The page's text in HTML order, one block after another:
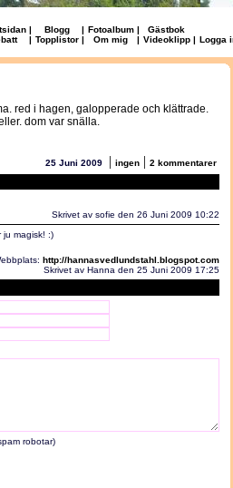
| Blogg | Fotoalbum |
Gästbok
| Topplistor | Om mig | Videoklipp | Logga
red i hagen, galopperade och klättrade.
dom var snälla.
25 Juni 2009 | ingen | 2 kommentarer
Skrivet av sofie den 26 Juni 2009 10:22
magisk! :)
http://hannasvedlundstahl.blogspot.com
Skrivet av Hanna den 25 Juni 2009 17:25
robotar)